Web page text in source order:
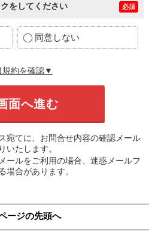
をしてください 必須
同意しない
約を確認▼
宛てに、お問合せ内容の確認メール
いたします。
ールをご利用の場合、迷惑メールフ
場合があります。
ージの先頭へ